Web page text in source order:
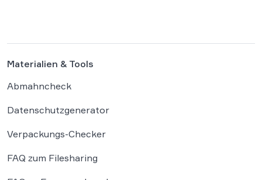
Materialien & Tools
Abmahncheck
Datenschutzgenerator
Verpackungs-Checker
FAQ zum Filesharing